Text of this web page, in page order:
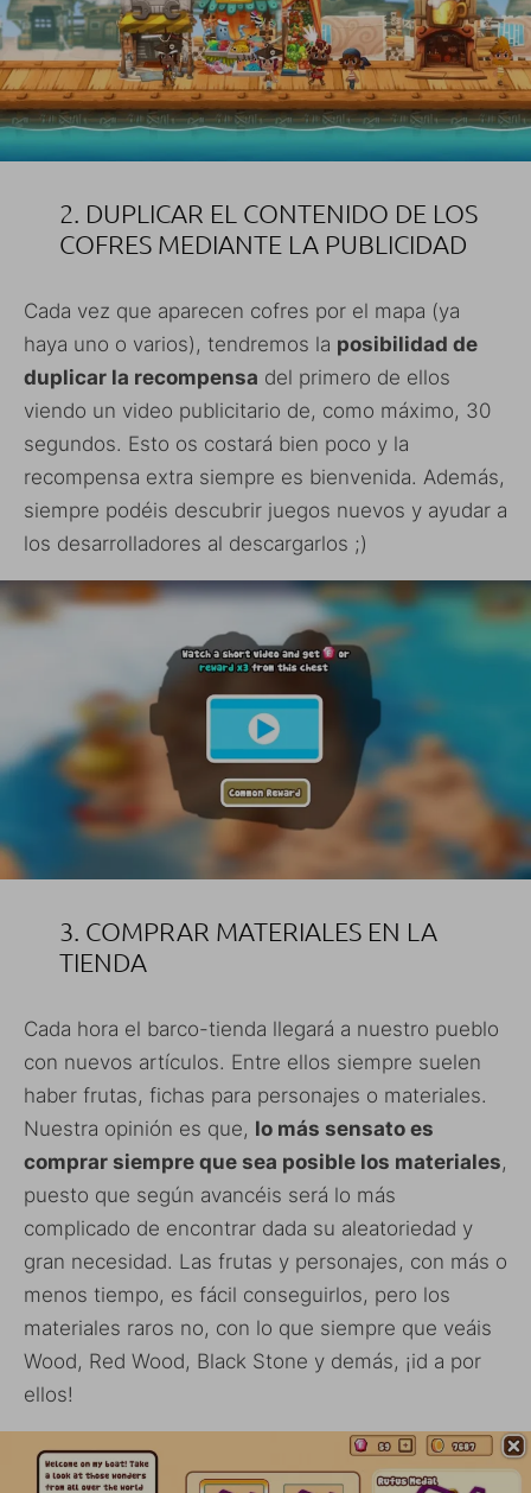
2. DUPLICAR EL CONTENIDO DE LOS
COFRES MEDIANTE LA PUBLICIDAD
Cada vez que aparecen cofres por el mapa (ya
haya uno o varios), tendremos la posibilidad de
duplicar la recompensa del primero de ellos
viendo un video publicitario de, como máximo, 30
segundos. Esto os costará bien poco y la
recompensa extra siempre es bienvenida. Además,
siempre podéis descubrir juegos nuevos y ayudar a
los desarrolladores al descargarlos ;)
3. COMPRAR MATERIALES EN LA
TIENDA
Cada hora el barco-tienda llegará a nuestro pueblo
con nuevos artículos. Entre ellos siempre suelen
haber frutas, fichas para personajes o materiales.
Nuestra opinión es que, lo más sensato es
comprar siempre que sea posible los materiales,
puesto que según avancéis será lo más
complicado de encontrar dada su aleatoriedad y
gran necesidad. Las frutas y personajes, con más o
menos tiempo, es fácil conseguirlos, pero los
materiales raros no, con lo que siempre que veáis
Wood, Red Wood, Black Stone y demás, ¡id a por
ellos!